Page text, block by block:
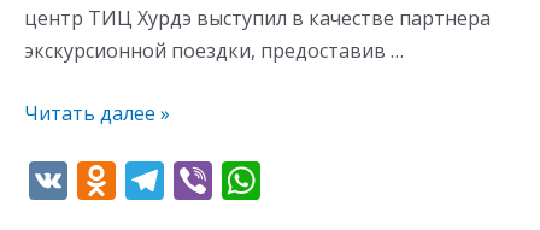
центр ТИЦ Хурдэ выступил в качестве партнера
экскурсионной поездки, предоставив …
Читать далее »
V O T Vi